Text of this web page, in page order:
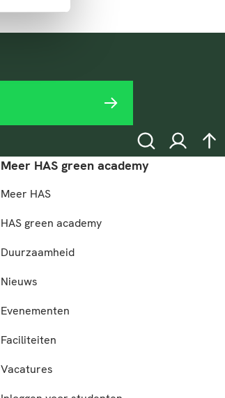
ZoekenInloggen
Meer HAS green academy
Meer HAS
HAS green academy
Duurzaamheid
Nieuws
Evenementen
Faciliteiten
Vacatures